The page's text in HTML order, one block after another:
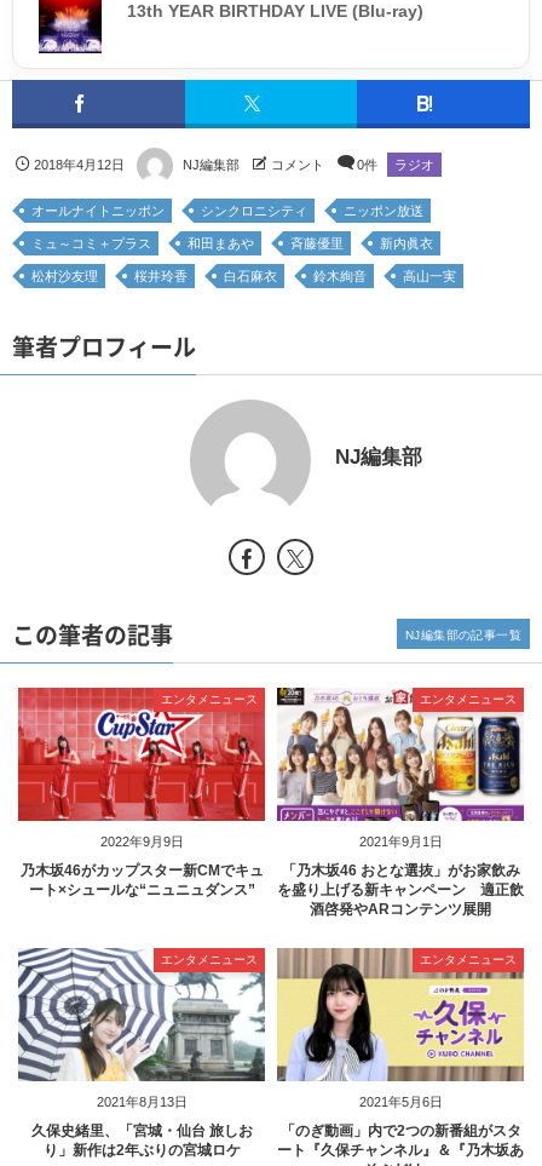
13th YEAR BIRTHDAY LIVE (Blu-ray)
2018年4月12日 NJ編集部 コメント 0件 ラジオ
オールナイトニッポン シンクロニシティ ニッポン放送
ミュ～コミ＋プラス 和田まあや 斉藤優里 新内眞衣
松村沙友理 桜井玲香 白石麻衣 鈴木絢音 高山一実
筆者プロフィール
NJ編集部
この筆者の記事
2022年9月9日
エンタメニュース
乃木坂46がカップスター新CMでキュ
ート×シュールな“ニュニュダンス”
2021年9月1日
エンタメニュース
「乃木坂46 おとな選抜」がお家飲み
を盛り上げる新キャンペーン 適正飲
酒啓発やARコンテンツ展開
2021年8月13日
エンタメニュース
久保史緒里、「宮城・仙台 旅しお
り」新作は2年ぶりの宮城ロケ
2021年5月6日
エンタメニュース
「のぎ動画」内で2つの新番組がスタ
ート『久保チャンネル』＆『乃木坂あ
NJ編集部の記事一覧